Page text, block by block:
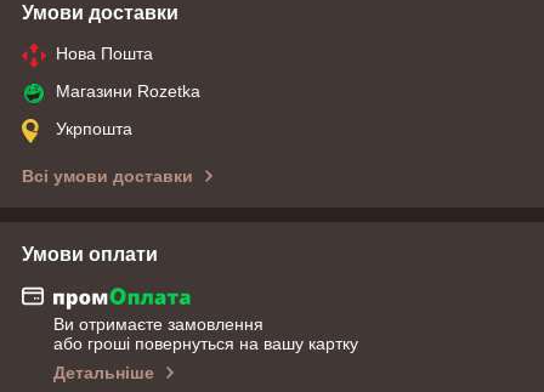
Умови доставки
Нова Пошта
Магазини Rozetka
Укрпошта
Всі умови доставки
Умови оплати
Ви отримаєте замовлення
або гроші повернуться на вашу картку
Детальніше